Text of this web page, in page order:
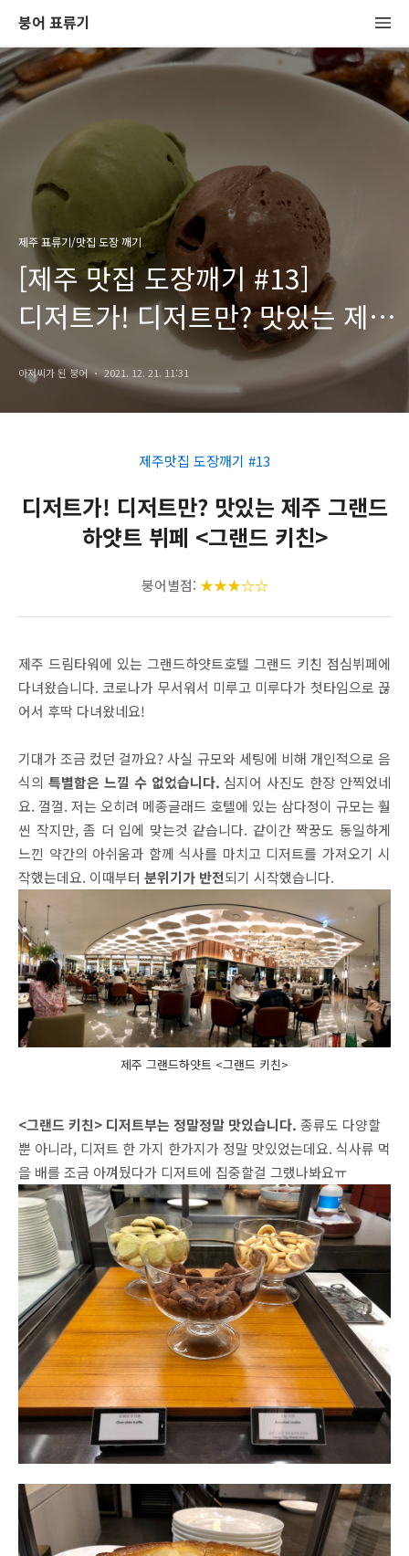
붕어 표류기
제주 표류기/맛집 도장 깨기
[제주 맛집 도장깨기 #13]
디저트가! 디저트만? 맛있는 제주
그랜드하얏트 뷔페 <그랜드 키친
> 솔직후기
아저씨가 된 붕어 2021. 12. 21. 11:31
제주맛집 도장깨기 #13
디저트가! 디저트만? 맛있는 제주 그랜드
하얏트 뷔페 <그랜드 키친>
붕어별점: ★★★☆☆
제주 드림타워에 있는 그랜드하얏트호텔 그랜드 키친 점심뷔페에
다녀왔습니다. 코로나가 무서워서 미루고 미루다가 첫타임으로 끊
어서 후딱 다녀왔네요!
기대가 조금 컸던 걸까요? 사실 규모와 세팅에 비해 개인적으로 음
식의 특별함은 느낄 수 없었습니다. 심지어 사진도 한장 안찍었네
요. 껄껄. 저는 오히려 메종글래드 호텔에 있는 삼다정이 규모는 훨
씬 작지만, 좀 더 입에 맞는것 같습니다. 같이간 짝꿍도 동일하게
느낀 약간의 아쉬움과 함께 식사를 마치고 디저트를 가져오기 시
작했는데요. 이때부터 분위기가 반전되기 시작했습니다.
제주 그랜드하얏트 <그랜드 키친>
<그랜드 키친> 디저트부는 정말정말 맛있습니다. 종류도 다양할
뿐 아니라, 디저트 한 가지 한가지가 정말 맛있었는데요. 식사류 먹
을 배를 조금 아껴뒀다가 디저트에 집중할걸 그랬나봐요ㅠ